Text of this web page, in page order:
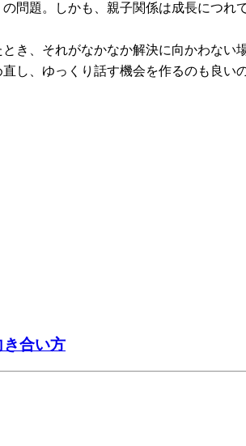
問題。しかも、親子関係は成長につれ
き、それがなかなか解決に向かわな
し、ゆっくり話す機会を作るのも良いの
き合い方